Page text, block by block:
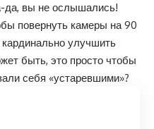
да, вы не ослышались!
повернуть камеры на 90
улучшить
быть, это просто чтобы
себя «устаревшими»?